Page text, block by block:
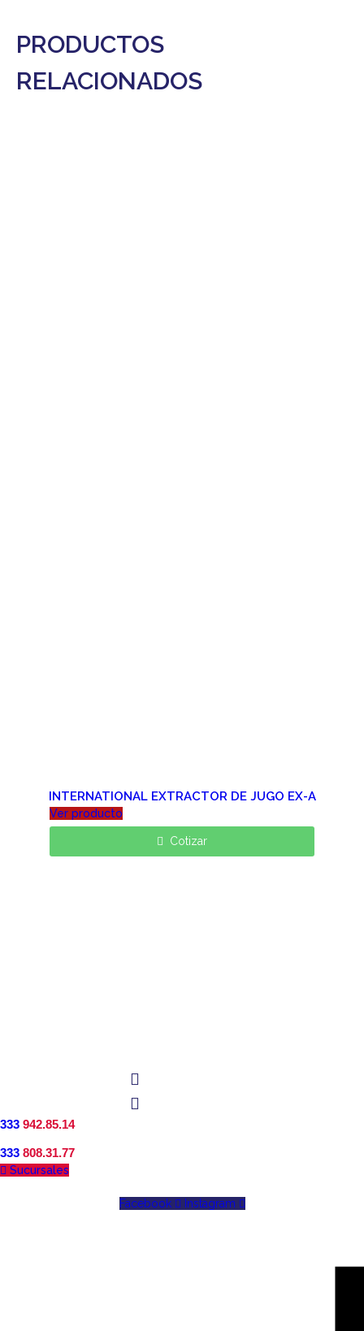
PRODUCTOS
RELACIONADOS
INTERNATIONAL EXTRACTOR DE JUGO EX-A
Ver producto
Cotizar
333 942.85.14
333 808.31.77
Sucursales
Facebook Instagram